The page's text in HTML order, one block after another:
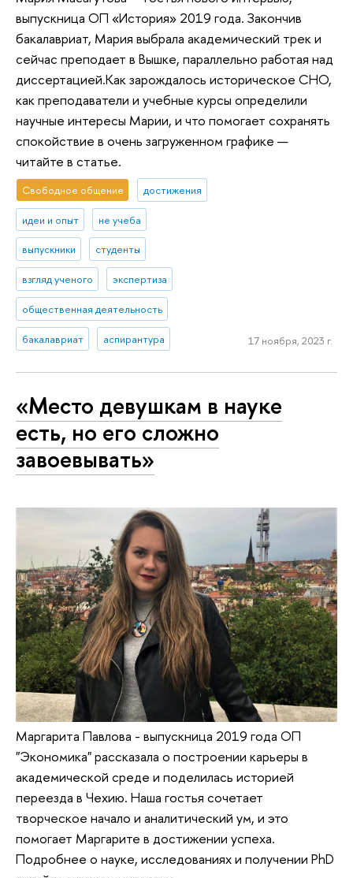
выпускница ОП «История» 2019 года. Закончив
бакалавриат, Мария выбрала академический трек и
сейчас преподает в Вышке, параллельно работая над
диссертацией.Как зарождалось историческое СНО,
как преподаватели и учебные курсы определили
научные интересы Марии, и что помогает сохранять
спокойствие в очень загруженном графике —
читайте в статье.
Свободное общение достижения
идеи и опыт не учеба
выпускники студенты
взгляд ученого экспертиза
общественная деятельность
бакалавриат аспирантура 17 ноября, 2023 г.
«Место девушкам в науке
есть, но его сложно
завоевывать»
Маргарита Павлова - выпускница 2019 года ОП
"Экономика" рассказала о построении карьеры в
академической среде и поделилась историей
переезда в Чехию. Наша гостья сочетает
творческое начало и аналитический ум, и это
помогает Маргарите в достижении успеха.
Подробнее о науке, исследованиях и получении PhD